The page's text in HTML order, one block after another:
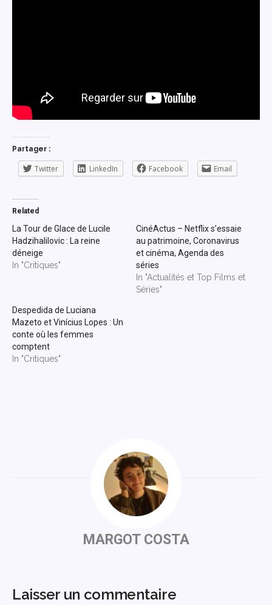
Partager :
Twitter LinkedIn Facebook Email
Related
La Tour de Glace de Lucile
Hadzihalilovic : La reine
déneige
In "Critiques"
CinéActus – Netflix s’essaie
au patrimoine, Coronavirus
et cinéma, Agenda des
séries
In "Actualités et Top Films et
Séries"
Despedida de Luciana
Mazeto et Vinícius Lopes : Un
conte où les femmes
comptent
In "Critiques"
MARGOT COSTA
Laisser un commentaire